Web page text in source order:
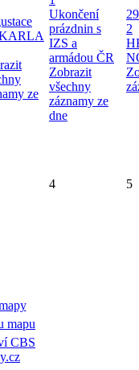
ze
Ukončení
prázdnin s
IZS a
armádou ČR
Zobrazit
všechny
záznamy ze
dne
29
2
4 5
CBS